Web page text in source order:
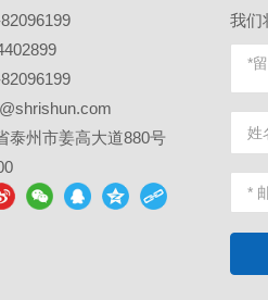
泰州市姜高大道880号
我们